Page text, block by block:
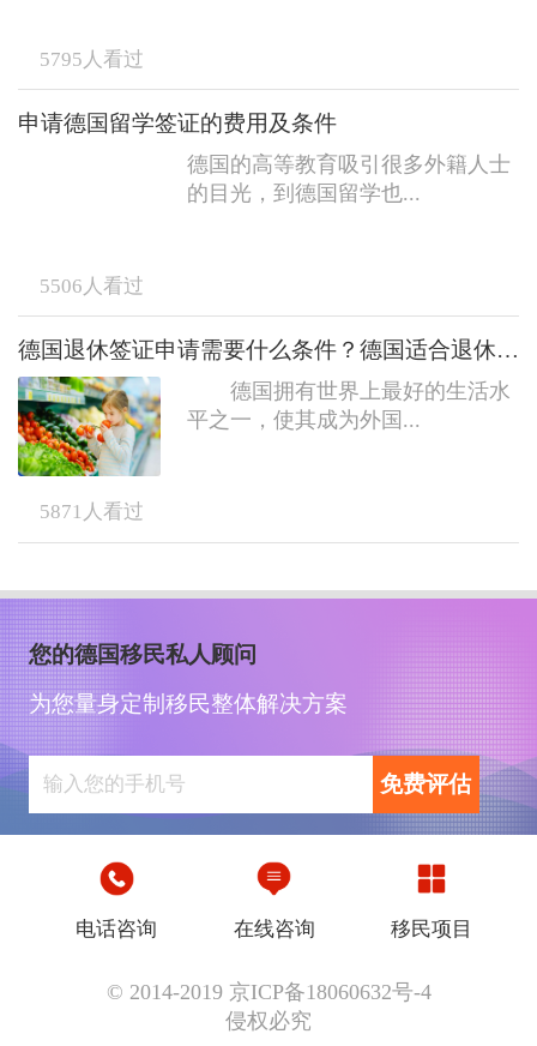
5795 人看过
申请德国留学签证的费用及条件
德国的高等教育吸引很多外籍人士
的目光，到德国留学也...
5506 人看过
德国退休签证申请需要什么条件？德国适合退休生活吗？
德国拥有世界上最好的生活水
平之一，使其成为外国...
5871 人看过
您的德国移民私人顾问
为您量身定制移民整体解决方案
免费评估
电话咨询 在线咨询 移民项目
© 2014-2019 京ICP备18060632号-4
侵权必究